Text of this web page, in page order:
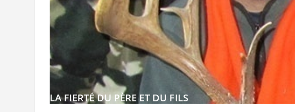
LA FIERTÉ DU PÈRE ET DU FILS